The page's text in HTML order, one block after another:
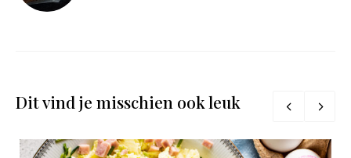
Dit vind je misschien ook leuk